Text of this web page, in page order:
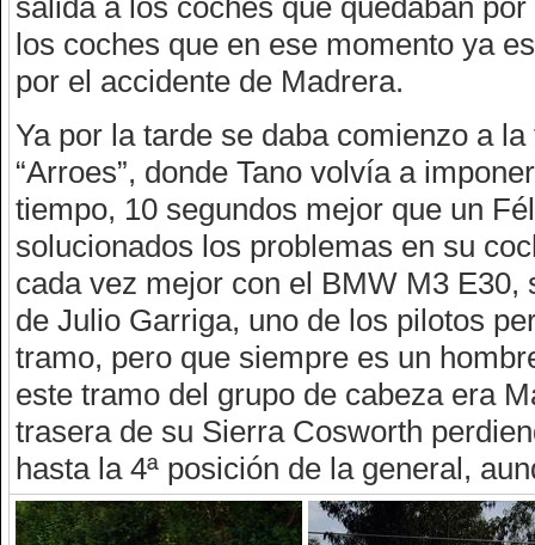
salida a los coches que quedaban
los coches que en ese momento ya
por el accidente de Madrera.
Ya por la tarde se daba comienzo a
“Arroes”, donde Tano volvía a
tiempo, 10 segundos mejor que un
solucionados los problemas en su
cada vez mejor con el BMW M3
de Julio Garriga, uno de los pilotos
tramo, pero que siempre es un
este tramo del grupo de cabeza era
trasera de su Sierra Cosworth
hasta la 4ª posición de la general,